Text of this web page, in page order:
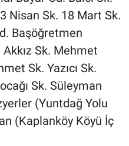
Nisan Sk. 18 Mart Sk.
Başöğretmen
Sk. Mehmet
Sk. Yazıcı Sk.
Sk. Süleyman
(Yuntdağ Yolu
(Kaplanköy Köyü İç